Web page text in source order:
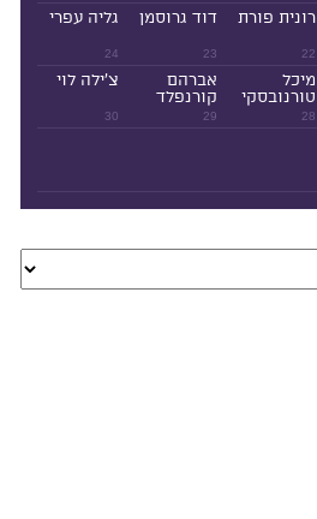
22
רונית פורת
23
דוד גרוסמן
24
גליה עפרי
28
מיכל
טורנובסקי
29
אברהם
קורנפלד
30
צ'ילה לוי